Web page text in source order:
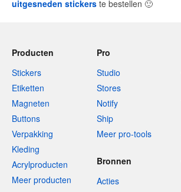
uitgesneden stickers te bestellen 🙂
Producten
Stickers
Etiketten
Magneten
Buttons
Verpakking
Kleding
Acrylproducten
Meer producten
Pro
Studio
Stores
Notify
Ship
Meer pro-tools
Bronnen
Acties